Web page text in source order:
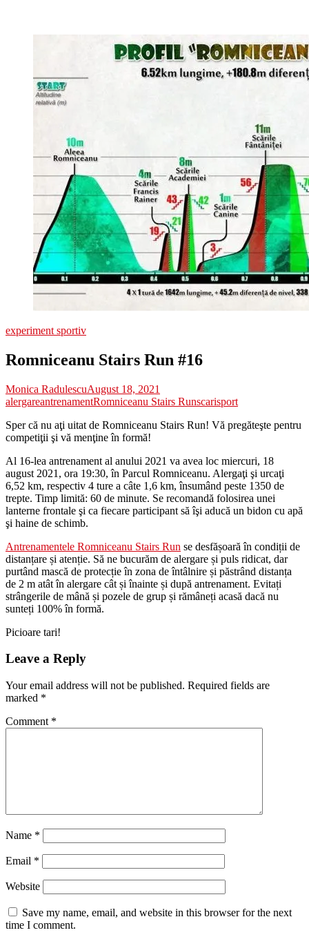
experiment sportiv
Romniceanu Stairs Run #16
Monica RadulescuAugust 18, 2021
alergareantrenamentRomniceanu Stairs Runscarisport
Sper că nu aţi uitat de Romniceanu Stairs Run! Vă pregăteşte pentru
competiţii şi vă menţine în formă!
Al 16-lea antrenament al anului 2021 va avea loc miercuri, 18
august 2021, ora 19:30, în Parcul Romniceanu. Alergaţi şi urcaţi
6,52 km, respectiv 4 ture a câte 1,6 km, însumând peste 1350 de
trepte. Timp limită: 60 de minute. Se recomandă folosirea unei
lanterne frontale şi ca fiecare participant să îşi aducă un bidon cu apă
şi haine de schimb.
Antrenamentele Romniceanu Stairs Run se desfășoară în condiții de
distanțare și atenție. Să ne bucurăm de alergare și puls ridicat, dar
purtând mască de protecție în zona de întâlnire și păstrând distanța
de 2 m atât în alergare cât și înainte și după antrenament. Evitați
strângerile de mână și pozele de grup și rămâneți acasă dacă nu
sunteți 100% în formă.
Picioare tari!
Leave a Reply
Your email address will not be published. Required fields are
marked *
Comment *
Name *
Email *
Website
Save my name, email, and website in this browser for the next
time I comment.